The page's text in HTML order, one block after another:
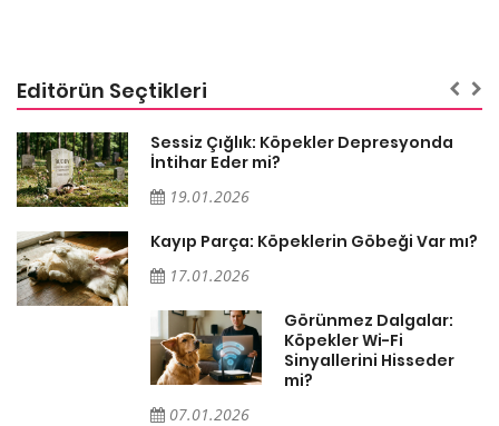
Editörün Seçtikleri
Sessiz Çığlık: Köpekler Depresyonda
İntihar Eder mi?
19.01.2026
Kayıp Parça: Köpeklerin Göbeği Var mı?
17.01.2026
Görünmez Dalgalar:
Köpekler Wi-Fi
Sinyallerini Hisseder
mi?
07.01.2026